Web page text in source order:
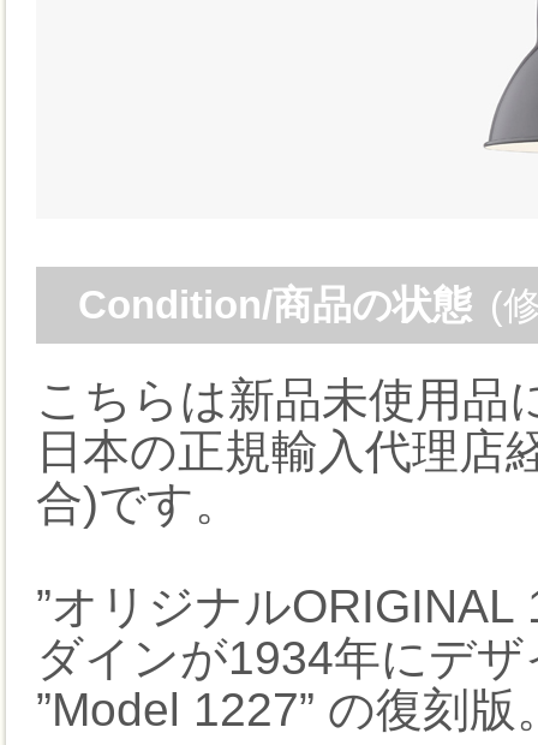
Condition/商品の状態 (
こちらは新品未使用品
日本の正規輸入代理店
合)です。
”オリジナル
ダインが1934年にデ
”Model 1227” の復刻版